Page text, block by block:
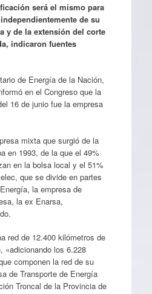
será el mismo para
de su
y de la extensión del corte
indicaron fuentes
de Energía de la Nación,
en el Congreso que la
16 de junio fue la empresa
mixta que surgió de la
en 1993, de la que el 49%
en la bolsa local y el 51%
que se divide en partes
la empresa de
la ex Enarsa,
red de 12.400 kilómetros de
«adicionando los 6.228
componen la red de su
de Transporte de Energía
Troncal de la Provincia de